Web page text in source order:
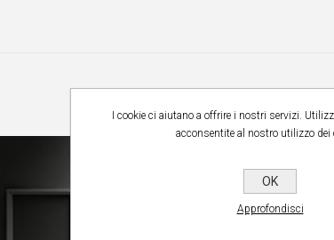
Fai tue le
I cookie ci aiutano a offrire i nostri servizi.
acconsentite al nostro utilizzo dei
OK
Approfondisci